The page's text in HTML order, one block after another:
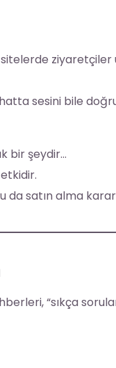
ziyaretçiler
sesini bile
bir şeydir…
da satın alma
“sıkça